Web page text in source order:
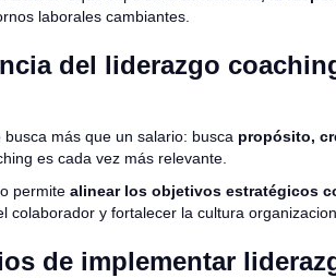
laborales cambiantes.
del liderazgo
busca más que un salario: busca propósito,
es cada vez más relevante.
permite alinear los objetivos estratégicos
colaborador y fortalecer la cultura
de implementar